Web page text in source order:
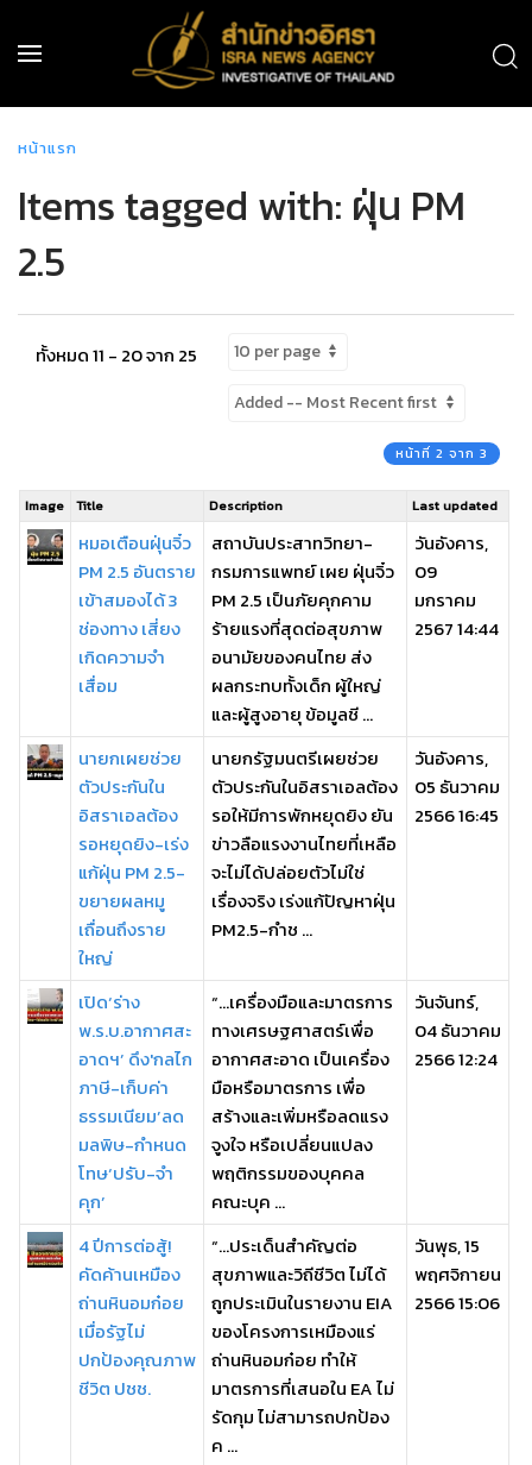
หน้าแรก
Items tagged with: ฝุ่น PM
2.5
ทั้งหมด 11 - 20 จาก 25
หน้าที่ 2 จาก 3
Image Title Description Last updated
หมอเตือนฝุ่นจิ๋ว
PM 2.5 อันตราย
เข้าสมองได้ 3
ช่องทาง เสี่ยง
เกิดความจำ
เสื่อม
สถาบันประสาทวิทยา-
กรมการแพทย์ เผย ฝุ่นจิ๋ว
PM 2.5 เป็นภัยคุกคาม
ร้ายแรงที่สุดต่อสุขภาพ
อนามัยของคนไทย ส่ง
ผลกระทบทั้งเด็ก ผู้ใหญ่
และผู้สูงอายุ ข้อมูลชี ...
วันอังคาร,
09
มกราคม
2567 14:44
นายกเผยช่วย
ตัวประกันใน
อิสราเอลต้อง
รอหยุดยิง-เร่ง
แก้ฝุ่น PM 2.5-
ขยายผลหมู
เถื่อนถึงราย
ใหญ่
นายกรัฐมนตรีเผยช่วย
ตัวประกันในอิสราเอลต้อง
รอให้มีการพักหยุดยิง ยัน
ข่าวลือแรงงานไทยที่เหลือ
จะไม่ได้ปล่อยตัวไม่ใช่
เรื่องจริง เร่งแก้ปัญหาฝุ่น
PM2.5-กำช ...
วันอังคาร,
05 ธันวาคม
2566 16:45
เปิด‘ร่าง
พ.ร.บ.อากาศสะ
อาดฯ’ ดึง'กลไก
ภาษี-เก็บค่า
ธรรมเนียม’ลด
มลพิษ-กำหนด
โทษ‘ปรับ-จำ
คุก’
“…เครื่องมือและมาตรการ
ทางเศรษฐศาสตร์เพื่อ
อากาศสะอาด เป็นเครื่อง
มือหรือมาตรการ เพื่อ
สร้างและเพิ่มหรือลดแรง
จูงใจ หรือเปลี่ยนแปลง
พฤติกรรมของบุคคล
คณะบุค ...
วันจันทร์,
04 ธันวาคม
2566 12:24
4 ปีการต่อสู้!
คัดค้านเหมือง
ถ่านหินอมก๋อย
เมื่อรัฐไม่
ปกป้องคุณภาพ
ชีวิต ปชช.
“…ประเด็นสำคัญต่อ
สุขภาพและวิถีชีวิต ไม่ได้
ถูกประเมินในรายงาน EIA
ของโครงการเหมืองแร่
ถ่านหินอมก๋อย ทำให้
มาตรการที่เสนอใน EA ไม่
รัดกุม ไม่สามารถปกป้อง
ค ...
วันพุธ, 15
พฤศจิกายน
2566 15:06